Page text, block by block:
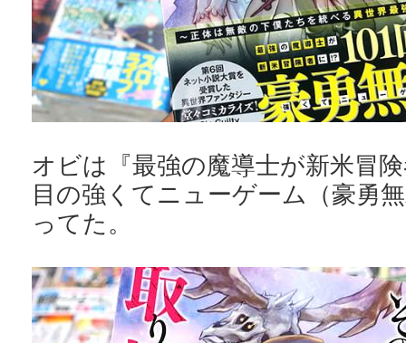
オビは『最強の魔導士が新米冒
目の強くてニューゲーム（豪勇
ってた。